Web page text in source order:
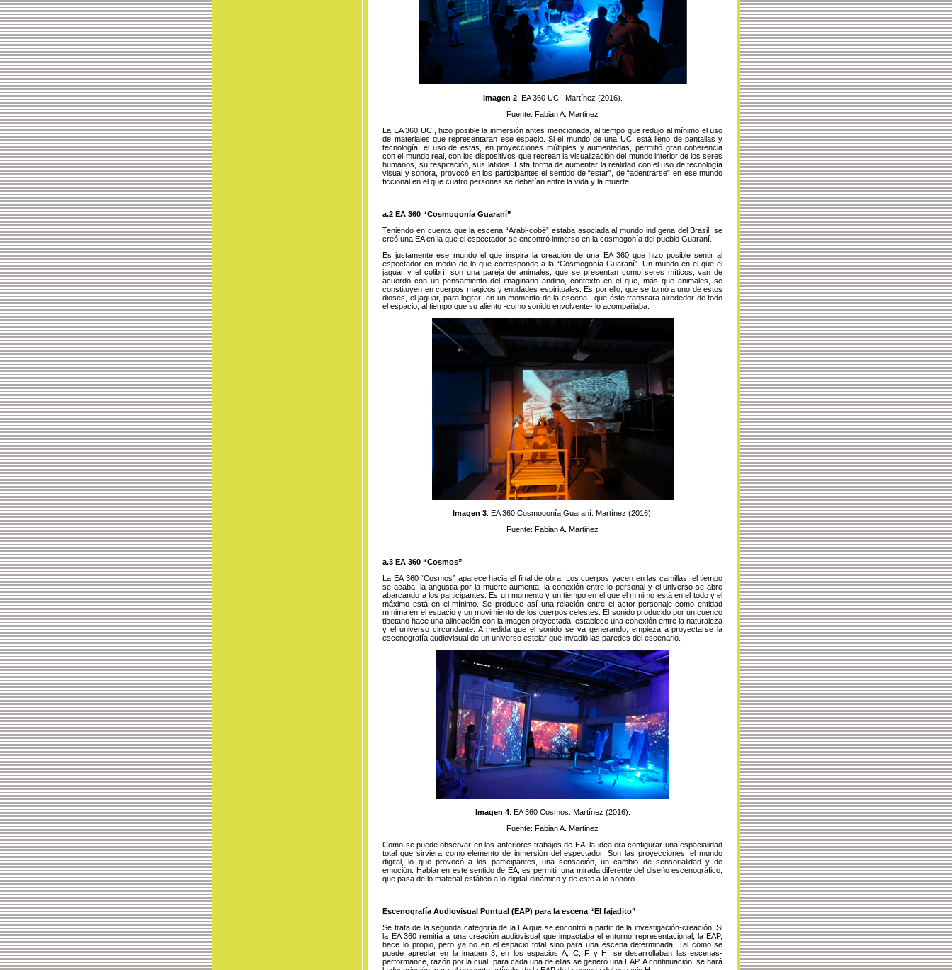
Imagen 2. EA 360 UCI. Martínez (2016).
Fuente: Fabian A. Martinez
La EA 360 UCI, hizo posible la inmersión antes mencionada, al tiempo que redujo al mínimo el uso
de materiales que representaran ese espacio. Si el mundo de una UCI está lleno de pantallas y
tecnología, el uso de estas, en proyecciones múltiples y aumentadas, permitió gran coherencia
con el mundo real, con los dispositivos que recrean la visualización del mundo interior de los seres
humanos, su respiración, sus latidos. Esta forma de aumentar la realidad con el uso de tecnología
visual y sonora, provocó en los participantes el sentido de “estar”, de “adentrarse” en ese mundo
ficcional en el que cuatro personas se debatían entre la vida y la muerte.
a.2 EA 360 “Cosmogonía Guaraní”
Teniendo en cuenta que la escena “Arabi-cobé” estaba asociada al mundo indígena del Brasil, se
creó una EA en la que el espectador se encontró inmerso en la cosmogonía del pueblo Guaraní.
Es justamente ese mundo el que inspira la creación de una EA 360 que hizo posible sentir al
espectador en medio de lo que corresponde a la “Cosmogonía Guaraní”. Un mundo en el que el
jaguar y el colibrí, son una pareja de animales, que se presentan como seres míticos, van de
acuerdo con un pensamiento del imaginario andino, contexto en el que, más que animales, se
constituyen en cuerpos mágicos y entidades espirituales. Es por ello, que se tomó a uno de estos
dioses, el jaguar, para lograr -en un momento de la escena-, que éste transitara alrededor de todo
el espacio, al tiempo que su aliento -como sonido envolvente- lo acompañaba.
Imagen 3. EA 360 Cosmogonía Guaraní. Martínez (2016).
Fuente: Fabian A. Martinez
a.3 EA 360 “Cosmos”
La EA 360 “Cosmos” aparece hacia el final de obra. Los cuerpos yacen en las camillas, el tiempo
se acaba, la angustia por la muerte aumenta, la conexión entre lo personal y el universo se abre
abarcando a los participantes. Es un momento y un tiempo en el que el mínimo está en el todo y el
máximo está en el mínimo. Se produce así una relación entre el actor-personaje como entidad
mínima en el espacio y un movimiento de los cuerpos celestes. El sonido producido por un cuenco
tibetano hace una alineación con la imagen proyectada, establece una conexión entre la naturaleza
y el universo circundante. A medida que el sonido se va generando, empieza a proyectarse la
escenografía audiovisual de un universo estelar que invadió las paredes del escenario.
Imagen 4. EA 360 Cosmos. Martínez (2016).
Fuente: Fabian A. Martinez
Como se puede observar en los anteriores trabajos de EA, la idea era configurar una espacialidad
total que sirviera como elemento de inmersión del espectador. Son las proyecciones, el mundo
digital, lo que provocó a los participantes, una sensación, un cambio de sensorialidad y de
emoción. Hablar en este sentido de EA, es permitir una mirada diferente del diseño escenográfico,
que pasa de lo material-estático a lo digital-dinámico y de este a lo sonoro.
Escenografía Audiovisual Puntual (EAP) para la escena “El fajadito”
Se trata de la segunda categoría de la EA que se encontró a partir de la investigación-creación. Si
la EA 360 remitía a una creación audiovisual que impactaba el entorno representacional, la EAP,
hace lo propio, pero ya no en el espacio total sino para una escena determinada. Tal como se
puede apreciar en la imagen 3, en los espacios A, C, F y H, se desarrollaban las escenas-
performance, razón por la cual, para cada una de ellas se generó una EAP. A continuación, se hará